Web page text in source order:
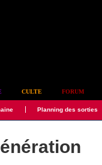
CULTE FORUM
Planning des sorties